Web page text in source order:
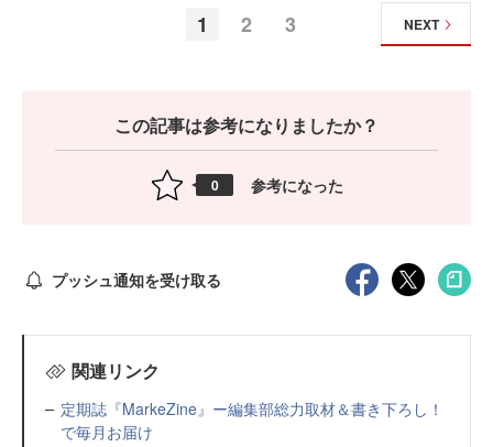
1 2 3 NEXT
この記事は参考になりましたか？
0 参考になった
プッシュ通知を受け取る
関連リンク
定期誌『MarkeZine』ー編集部総力取材＆書き下ろし！
で毎月お届け